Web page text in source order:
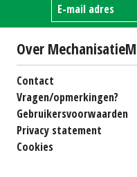
Over
Contact
Vragen/opmerkingen?
Gebruikersvoorwaarden
Privacy statement
Cookies